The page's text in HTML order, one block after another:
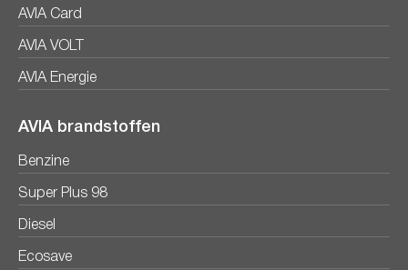
AVIA Card
AVIA VOLT
AVIA Energie
AVIA brandstoffen
Benzine
Super Plus 98
Diesel
Ecosave